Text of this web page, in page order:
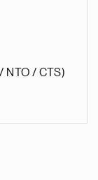
NTO / CTS)